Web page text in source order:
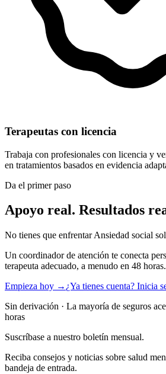
Terapeutas con licencia
Trabaja con profesionales con licencia y
en tratamientos basados en evidencia
Da el primer paso
Apoyo real. Resultados
No tienes que enfrentar Ansiedad social
Un coordinador de atención te conecta
terapeuta adecuado, a menudo en 48 horas.
Empieza hoy → ¿Ya tienes cuenta? Inicia
Sin derivación · La mayoría de seguros
horas
Suscríbase a nuestro boletín mensual.
Reciba consejos y noticias sobre salud
bandeja de entrada.